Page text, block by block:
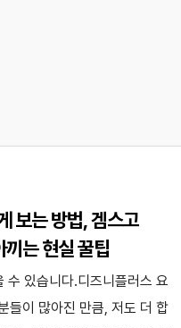
보는 방법, 겜스고
는 현실 꿀팁
수 있습니다.디즈니플러스 요
들이 많아진 만큼, 저도 더 합